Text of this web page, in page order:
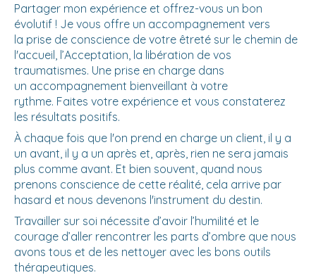
Partager mon expérience et offrez-vous un bon
évolutif ! Je vous offre un accompagnement vers
la prise de conscience de votre êtreté sur le chemin de
l'accueil, l’Acceptation, la libération de vos
traumatismes. Une prise en charge dans
un accompagnement bienveillant à votre
rythme. Faites votre expérience et vous constaterez
les résultats positifs.
À chaque fois que l'on prend en charge un client, il y a
un avant, il y a un après et, après, rien ne sera jamais
plus comme avant. Et bien souvent, quand nous
prenons conscience de cette réalité, cela arrive par
hasard et nous devenons l'instrument du destin.
Travailler sur soi nécessite d’avoir l’humilité et le
courage d’aller rencontrer les parts d’ombre que nous
avons tous et de les nettoyer avec les bons outils
thérapeutiques.